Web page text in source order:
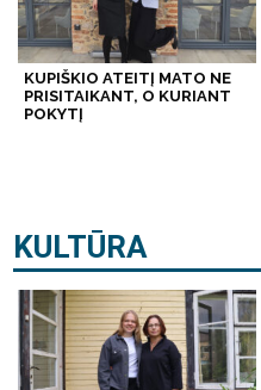
KUPIŠKIO ATEITĮ MATO NE
PRISITAIKANT, O KURIANT
POKYTĮ
KULTŪRA